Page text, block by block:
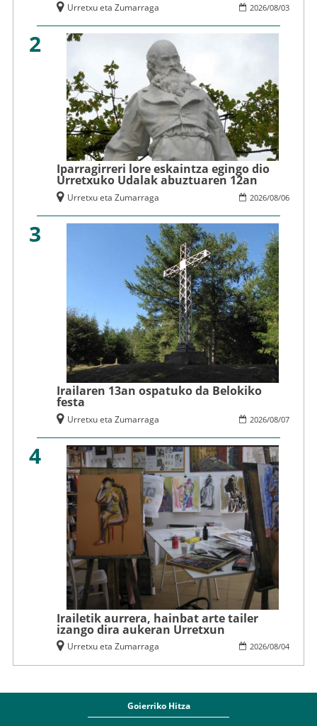
2026/08/03
Urretxu eta Zumarraga
2
Iparragirreri lore eskaintza egingo dio
Urretxuko Udalak abuztuaren 12an
2026/08/06
Urretxu eta Zumarraga
3
Irailaren 13an ospatuko da Belokiko
festa
2026/08/07
Urretxu eta Zumarraga
4
Irailetik aurrera, hainbat arte tailer
izango dira aukeran Urretxun
2026/08/04
Urretxu eta Zumarraga
Goierriko Hitza